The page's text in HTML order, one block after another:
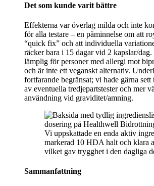
Det som kunde varit bättre
Effekterna var överlag milda och inte
för alla testare – en påminnelse om att
“quick fix” och att individuella
räcker bara i 15 dagar vid 2 kapslar/
lämplig för personer med allergi mot
och är inte ett veganskt alternativ.
fortfarande begränsat; vi hade gärna
av eventuella tredjepartstester och mer
användning vid graviditet/amning.
Vi uppskattade en enda aktiv
markerad 10 HDA halt och klara
vilket gav trygghet i den dagliga
Sammanfattning